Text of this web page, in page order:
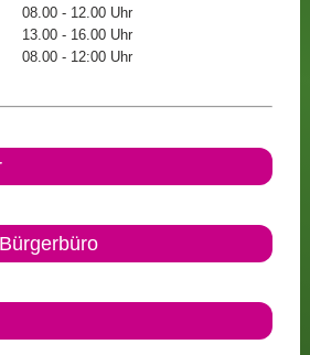
08.00 - 12.00 Uhr
13.00 - 16.00 Uhr
08.00 - 12:00 Uhr